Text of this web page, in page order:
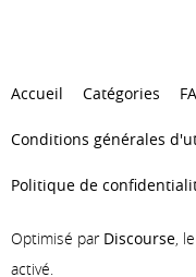
</
</
Accueil Catégories
Conditions générales
Politique de
Optimisé par Discourse,
activé.